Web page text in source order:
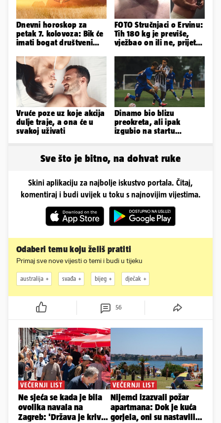
Dnevni horoskop za
petak 7. kolovoza: Bik će
imati bogat društveni
FOTO Stručnjaci o Ervinu:
Tih 180 kg je previše,
vježbao on ili ne, prijete
Vruće poze uz koje akcija
dulje traje, a ona će u
svakoj uživati
Dinamo bio blizu
preokreta, ali ipak
izgubio na startu
Sve što je bitno, na dohvat ruke
Skini aplikaciju za najbolje iskustvo portala. Čitaj,
komentiraj i budi uvijek u toku s najnovijim vijestima.
Odaberi temu koju želiš pratiti
Primaj sve nove vijesti o temi i budi u tijeku
australija svađa bijeg dječak
56